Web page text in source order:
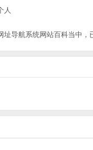
人
址导航系统网站百科当中，